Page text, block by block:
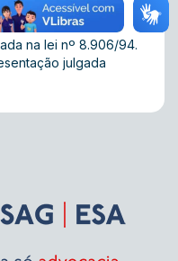
estar cabalmente
materialidade e
na lei nº 8.906/94.
julgada